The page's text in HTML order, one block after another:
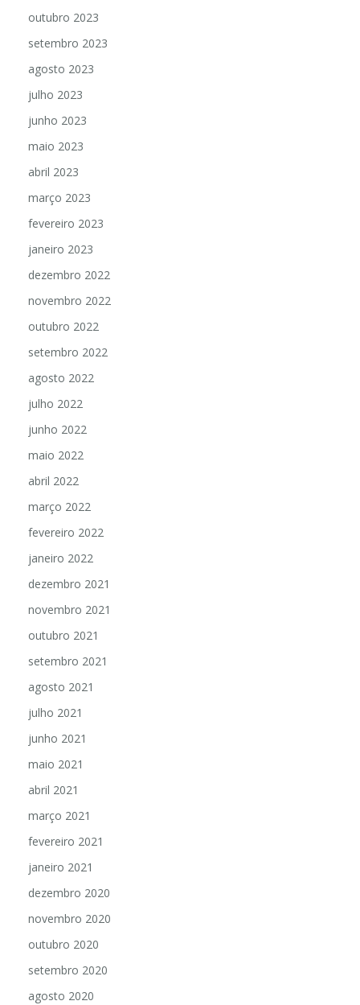
outubro 2023
setembro 2023
agosto 2023
julho 2023
junho 2023
maio 2023
abril 2023
março 2023
fevereiro 2023
janeiro 2023
dezembro 2022
novembro 2022
outubro 2022
setembro 2022
agosto 2022
julho 2022
junho 2022
maio 2022
abril 2022
março 2022
fevereiro 2022
janeiro 2022
dezembro 2021
novembro 2021
outubro 2021
setembro 2021
agosto 2021
julho 2021
junho 2021
maio 2021
abril 2021
março 2021
fevereiro 2021
janeiro 2021
dezembro 2020
novembro 2020
outubro 2020
setembro 2020
agosto 2020